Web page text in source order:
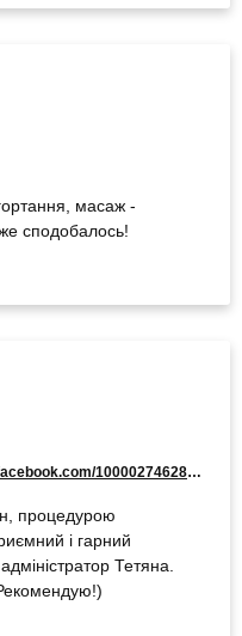
масаж -
сподобалось!
https://www.facebook.com/100002746282513
процедурою
і гарний
Тетяна.